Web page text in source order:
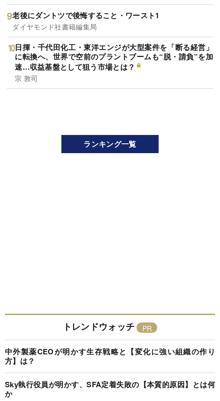
老後にダントツで後悔すること・ワースト1
ダイヤモンド社書籍編集局
日揮・千代田化工・東洋エンジが大型案件を「断る経営」
に転換へ、世界で空前のプラントブームも“脱・請負”を加
速…収益基盤として狙う市場とは？
宗 敦司
ランキング一覧
トレンドウォッチ
中外製薬CEOが明かす生存戦略と【変化に強い組織の作り
方】は？
Sky執行役員が明かす、SFA定着失敗の【本質的原因】とは何
か